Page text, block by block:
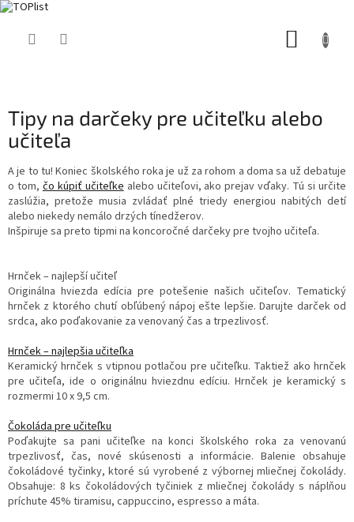
Tipy na darčeky pre učiteľku alebo
učiteľa
A je to tu! Koniec školského roka je už za rohom a doma sa už debatuje
o tom, čo kúpiť učiteľke alebo učiteľovi, ako prejav vďaky. Tú si určite
zaslúžia, pretože musia zvládať plné triedy energiou nabitých detí
alebo niekedy nemálo drzých tínedžerov.
Inšpiruje sa preto tipmi na koncoročné darčeky pre tvojho učiteľa.
Hrnček – najlepší učiteľ
Originálna hviezda edícia pre potešenie našich učiteľov. Tematický
hrnček z ktorého chutí obľúbený nápoj ešte lepšie. Darujte darček od
srdca, ako poďakovanie za venovaný čas a trpezlivosť.
Hrnček – najlepšia učiteľka
Keramický hrnček s vtipnou potlačou pre učiteľku. Taktiež ako hrnček
pre učiteľa, ide o originálnu hviezdnu edíciu. Hrnček je keramický s
rozmermi 10 x 9,5 cm.
Čokoláda pre učiteľku
Poďakujte sa pani učiteľke na konci školského roka za venovanú
trpezlivosť, čas, nové skúsenosti a informácie. Balenie obsahuje
čokoládové tyčinky, ktoré sú vyrobené z výbornej mliečnej čokolády.
Obsahuje: 8 ks čokoládových tyčiniek z mliečnej čokolády s náplňou
príchute 45% tiramisu, cappuccino, espresso a máta.